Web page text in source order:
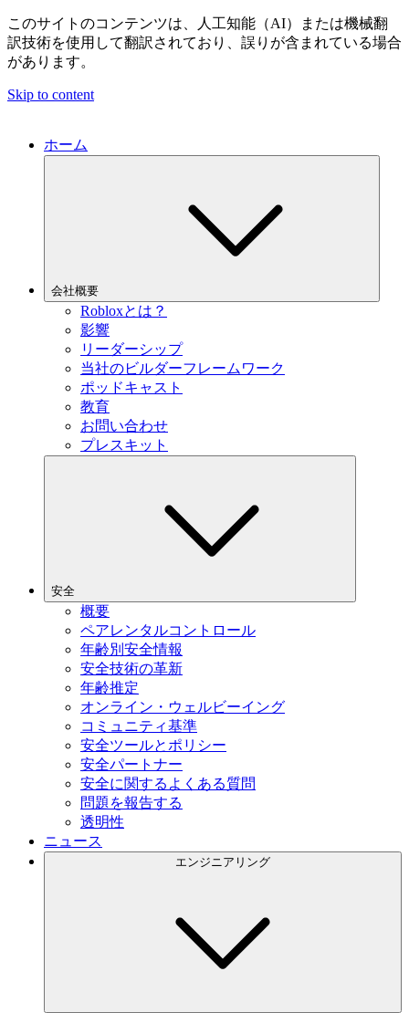
このサイトのコンテンツは、人工知能（AI）または機械翻
訳技術を使用して翻訳されており、誤りが含まれている場合
があります。
Skip to content
ホーム
会社概要
Robloxとは？
影響
リーダーシップ
当社のビルダーフレームワーク
ポッドキャスト
教育
お問い合わせ
プレスキット
安全
概要
ペアレンタルコントロール
年齢別安全情報
安全技術の革新
年齢推定
オンライン・ウェルビーイング
コミュニティ基準
安全ツールとポリシー
安全パートナー
安全に関するよくある質問
問題を報告する
透明性
ニュース
エンジニアリング